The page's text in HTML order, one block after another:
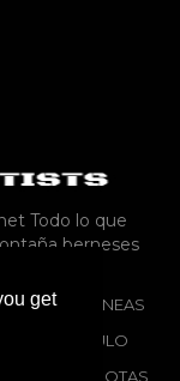
get
Todo lo que
berneses
MISCELÁNEAS
ARTÍCULO
COMO MASCOTAS